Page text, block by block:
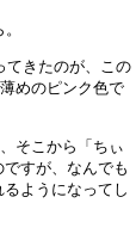
てきたのが、この
めのピンク色で
そこから「ちぃ
すが、なんでも
ようになってし